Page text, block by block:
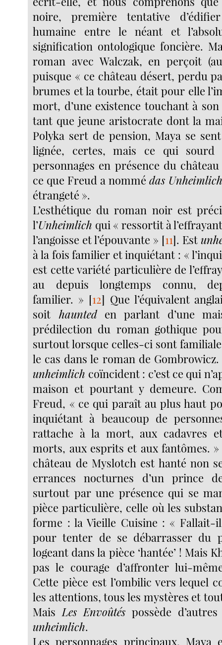
noire, première tentative
humaine entre le néant et
signification ontologique foncière.
roman avec Walczak, en perçoit
puisque « ce château désert, perdu
brumes et la tourbe, était pour elle
mort, d’une existence touchant à
tant que jeune aristocrate dont la
Polyka sert de pension, Maya se
lignée, certes, mais ce qui sourd
personnages en présence du
ce que Freud a nommédas
étrangeté ».
L’esthétique du roman noir est
l’Unheimlich qui « ressortit à
l’angoisse et l’épouvante » [11]. Est
à la fois familier et inquiétant : «
est cette variété particulière de
au depuis longtemps connu,
familier. » [12] Que l’équivalent
soit haunteden parlant d’une
prédilection du roman gothique
surtout lorsque celles-ci sont
le cas dans le roman de
unheimlich coïncident : c’est ce qui
maison et pourtant y demeure.
Freud, « ce qui paraît au plus haut
inquiétant à beaucoup de
rattache à la mort, aux cadavres
morts, aux esprits et aux fantômes. »
château de Myslotch est hanté non
errances nocturnes d’un prince
surtout par une présence qui se
pièce particulière, celle où les
forme : la Vieille Cuisine : «
pour tenter de se débarrasser du
logeant dans la pièce ‘hantée’ ! Mais
pas le courage d’affronter lui-
Cette pièce est l’ombilic vers lequel
les attentions, tous les mystères et
MaisLes Envoûtés possède
unheimlich.
Les personnages principaux, Maya